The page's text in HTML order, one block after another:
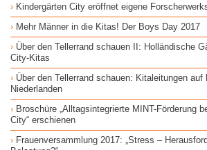
Kindergärten City eröffnet eigene
Mehr Männer in die Kitas! Der Boys Day 2017
Über den Tellerrand schauen II: Holländische
City-Kitas
Über den Tellerrand schauen: Kitaleitungen
Niederlanden
Broschüre „Alltagsintegrierte MINT-Förderung
City“ erschienen
Frauenversammlung 2017: „Stress –